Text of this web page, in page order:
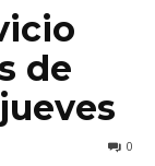
de
0